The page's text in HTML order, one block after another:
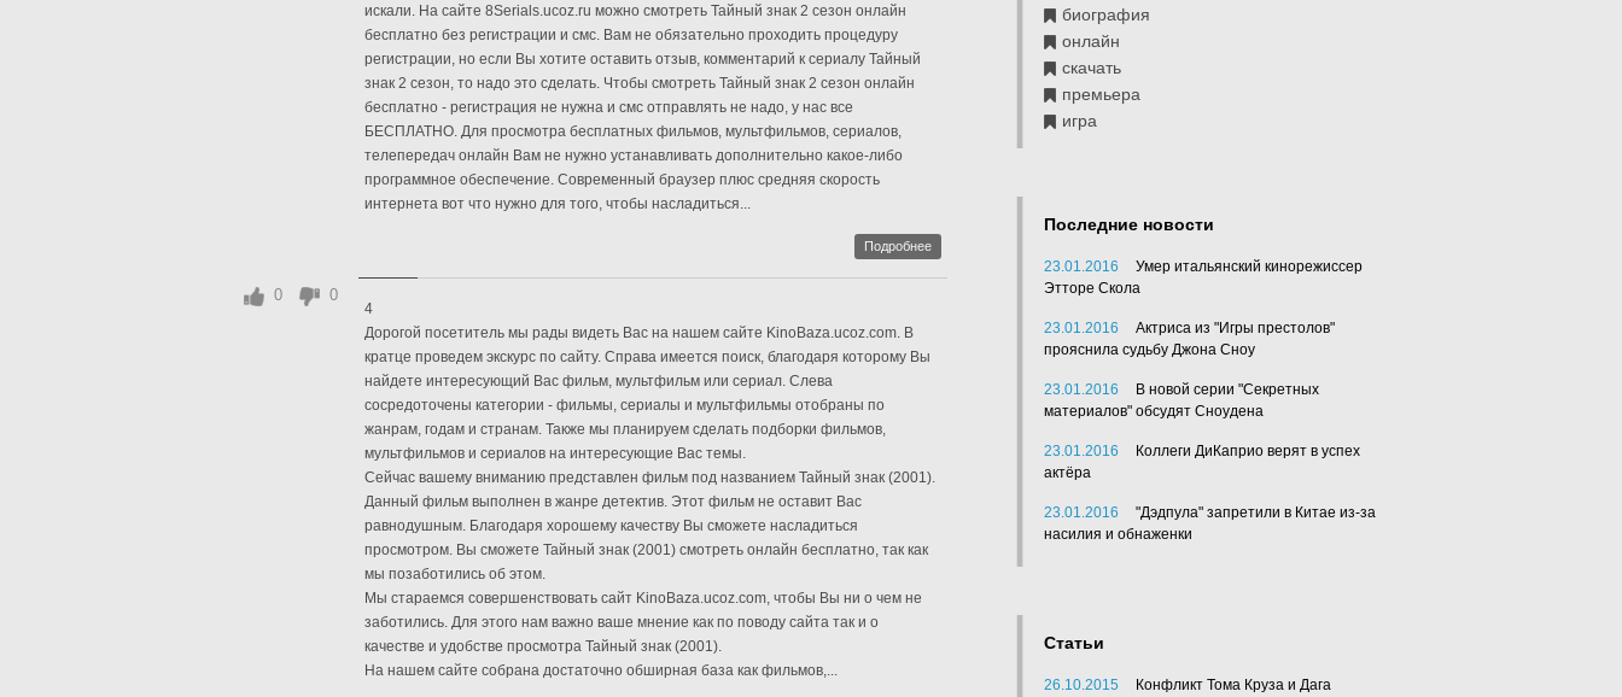
искали. На сайте 8Serials.ucoz.ru можно смотреть Тайный знак 2 сезон онлайн
бесплатно без регистрации и смс. Вам не обязательно проходить процедуру
регистрации, но если Вы хотите оставить отзыв, комментарий к сериалу Тайный
знак 2 сезон, то надо это сделать. Чтобы смотреть Тайный знак 2 сезон онлайн
бесплатно - регистрация не нужна и смс отправлять не надо, у нас все
БЕСПЛАТНО. Для просмотра бесплатных фильмов, мультфильмов, сериалов,
телепередач онлайн Вам не нужно устанавливать дополнительно какое-либо
программное обеспечение. Современный браузер плюс средняя скорость
интернета вот что нужно для того, чтобы насладиться...
Подробнее
4
Дорогой посетитель мы рады видеть Вас на нашем сайте KinoBaza.ucoz.com. В
кратце проведем экскурс по сайту. Справа имеется поиск, благодаря которому Вы
найдете интересующий Вас фильм, мультфильм или сериал. Слева
сосредоточены категории - фильмы, сериалы и мультфильмы отобраны по
жанрам, годам и странам. Также мы планируем сделать подборки фильмов,
мультфильмов и сериалов на интересующие Вас темы.
Сейчас вашему вниманию представлен фильм под названием Тайный знак (2001).
Данный фильм выполнен в жанре детектив. Этот фильм не оставит Вас
равнодушным. Благодаря хорошему качеству Вы сможете насладиться
просмотром. Вы сможете Тайный знак (2001) смотреть онлайн бесплатно, так как
мы позаботились об этом.
Мы стараемся совершенствовать сайт KinoBaza.ucoz.com, чтобы Вы ни о чем не
заботились. Для этого нам важно ваше мнение как по поводу сайта так и о
качестве и удобстве просмотра Тайный знак (2001).
На нашем сайте собрана достаточно обширная база как фильмов,...
0 0
биография
онлайн
скачать
премьера
игра
Последние новости
23.01.2016
Умер итальянский кинорежиссер
Этторе Скола
23.01.2016
Актриса из "Игры престолов"
прояснила судьбу Джона Сноу
23.01.2016
В новой серии "Секретных
материалов" обсудят Сноудена
23.01.2016
Коллеги ДиКаприо верят в успех
актёра
23.01.2016
"Дэдпула" запретили в Китае из-за
насилия и обнаженки
Статьи
26.10.2015
Конфликт Тома Круза и Дага